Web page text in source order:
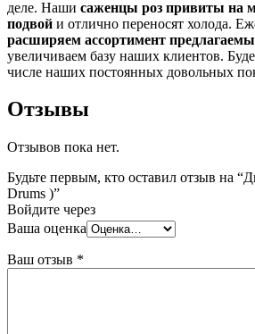
деле. Наши саженцы роз привиты на
подвой и отлично переносят холода.
расширяем ассортимент
увеличиваем базу наших клиентов.
числе наших постоянных довольных
Отзывы
Отзывов пока нет.
Будьте первым, кто оставил отзыв на
Drums )”
Войдите через
Ваша оценка
Ваш отзыв *